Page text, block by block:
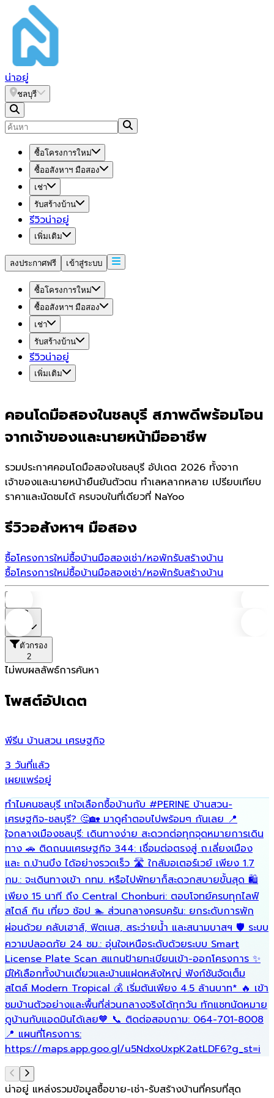
น่าอยู่
ชลบุรี
ซื้อโครงการใหม่
ซื้ออสังหาฯ มือสอง
เช่า
รับสร้างบ้าน
รีวิวน่าอยู่
เพิ่มเติม
ลงประกาศฟรี เข้าสู่ระบบ
ซื้อโครงการใหม่
ซื้ออสังหาฯ มือสอง
เช่า
รับสร้างบ้าน
รีวิวน่าอยู่
เพิ่มเติม
คอนโดมือสองในชลบุรี สภาพดีพร้อมโอน
จากเจ้าของและนายหน้ามืออาชีพ
รวมประกาศคอนโดมือสองในชลบุรี อัปเดต 2026 ทั้งจาก
เจ้าของและนายหน้ายืนยันตัวตน ทำเลหลากหลาย เปรียบเทียบ
ราคาและนัดชมได้ ครบจบในที่เดียวที่ NaYoo
รีวิวอสังหาฯ มือสอง
ซื้อโครงการใหม่ซื้อบ้านมือสองเช่า/หอพักรับสร้างบ้าน
ซื้อโครงการใหม่ซื้อบ้านมือสองเช่า/หอพักรับสร้างบ้าน
ตัวกรอง
2
ไม่พบผลลัพธ์การค้นหา
โพสต์อัปเดต
พีรีน บ้านสวน เศรษฐกิจ
3 วันที่แล้ว
เผยแพร่อยู่
ทำไมคนชลบุรี เทใจเลือกซื้อบ้านกับ#PERINEบ้านสวน-
เศรษฐกิจ-ชลบุรี? 🤔🏡 มาดูคำตอบไปพร้อมๆ กันเลย 📍
ใจกลางเมืองชลบุรี: เดินทางง่าย สะดวกต่อทุกจุดหมายการเดิน
ทาง 🚗 ติดถนนเศรษฐกิจ 344: เชื่อมต่อตรงสู่ ถ.เลี่ยงเมือง
และ ถ.บ้านบึง ได้อย่างรวดเร็ว 🛣️ ใกล้มอเตอร์เวย์ เพียง 1.7
กม.: จะเดินทางเข้า กทม. หรือไปพัทยาก็สะดวกสบายขั้นสุด 🛍️
เพียง 15 นาที ถึง Central Chonburi: ตอบโจทย์ครบทุกไลฟ์
สไตล์ กิน เที่ยว ช้อป 🏊 ส่วนกลางครบครัน: ยกระดับการพัก
ผ่อนด้วย คลับเฮาส์, ฟิตเนส, สระว่ายน้ำ และสนามบาสฯ 🛡️ ระบบ
ความปลอดภัย 24 ชม.: อุ่นใจเหนือระดับด้วยระบบ Smart
License Plate Scan สแกนป้ายทะเบียนเข้า-ออกโครงการ ✨
มีให้เลือกทั้งบ้านเดี่ยวและบ้านแฝดหลังใหญ่ ฟังก์ชันจัดเต็ม
สไตล์ Modern Tropical 💰 เริ่มต้นเพียง 4.5 ล้านบาท* 🔥 เข้า
ชมบ้านตัวอย่างและพื้นที่ส่วนกลางจริงได้ทุกวัน ทักแชทนัดหมาย
ดูบ้านกับแอดมินได้เลย🧡 📞 ติดต่อสอบถาม: 064-701-8008
📍 แผนที่โครงการ:
https://maps.app.goo.gl/u5NdxoUxpK2atLDF6?g_st=i
น่าอยู่ แหล่งรวมข้อมูลซื้อขาย-เช่า-รับสร้างบ้านที่ครบที่สุด